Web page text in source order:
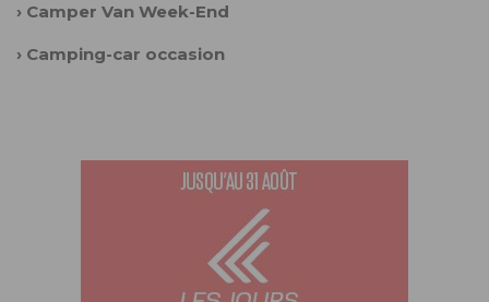
› Camper Van Week-End
› Camping-car occasion